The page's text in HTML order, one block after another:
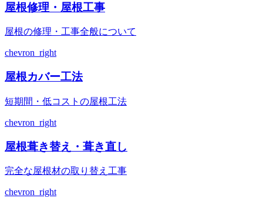
屋根修理・屋根工事
屋根の修理・工事全般について
chevron_right
屋根カバー工法
短期間・低コストの屋根工法
chevron_right
屋根葺き替え・葺き直し
完全な屋根材の取り替え工事
chevron_right